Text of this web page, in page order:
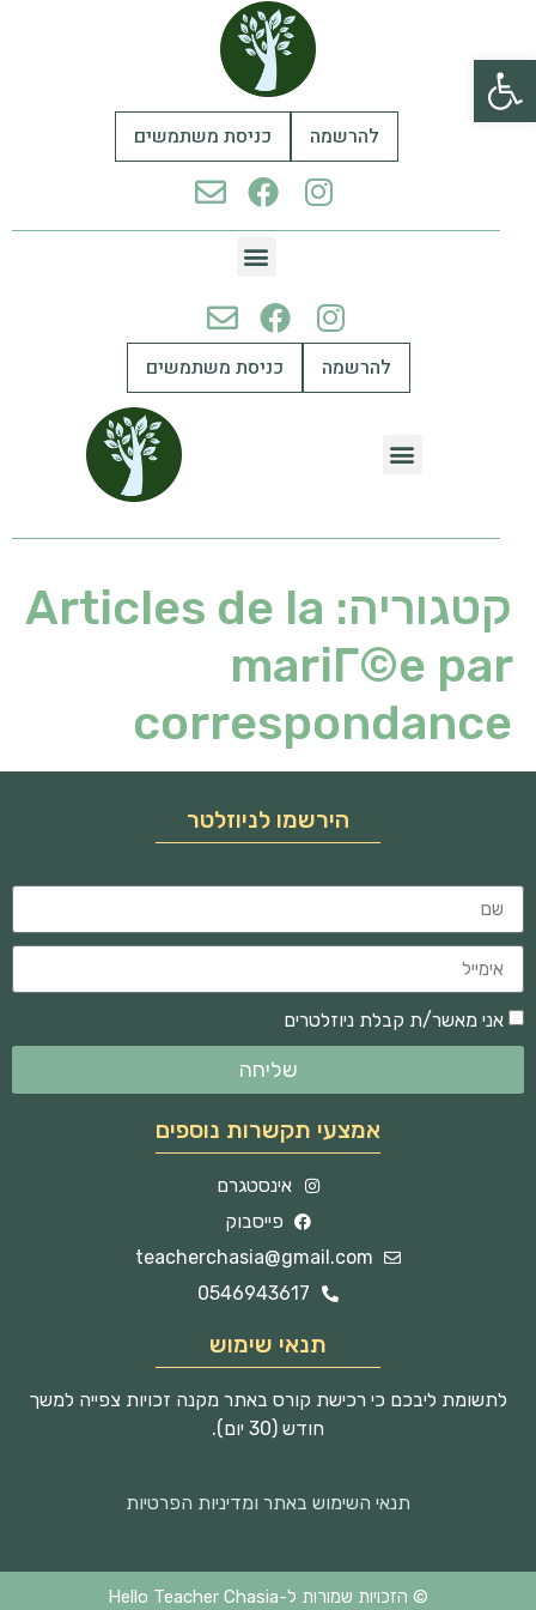
פתח סרגל נגישות
להרשמה כניסת משתמשים
להרשמה כניסת משתמשים
קטגוריה: Articles de la
mariГ©e par
correspondance
הירשמו לניוזלטר
אני מאשר/ת קבלת ניוזלטרים
שליחה
אמצעי תקשרות נוספים
אינסטגרם
פייסבוק
teacherchasia@gmail.com
0546943617
תנאי שימוש
לתשומת ליבכם כי רכישת קורס באתר מקנה זכויות צפייה למשך
חודש (30 יום).
תנאי השימוש באתר ומדיניות הפרטיות
© הזכויות שמורות ל-Hello Teacher Chasia